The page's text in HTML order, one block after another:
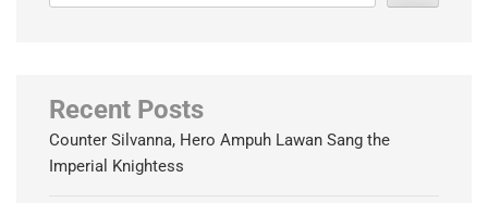
Recent Posts
Counter Silvanna, Hero Ampuh Lawan Sang the
Imperial Knightess